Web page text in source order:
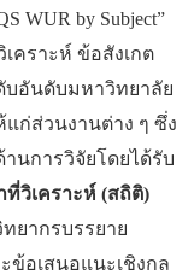
WUR by Subject”
คราะห์ ข้อสังเกต
บอันดับมหาวิทยาลัย
แก่ส่วนงานต่าง ๆ ซึ่ง
านการวิจัยโดยได้รับ
วิเคราะห์ (สถิติ)
ทยากรบรรยาย
ข้อเสนอแนะเชิงกล